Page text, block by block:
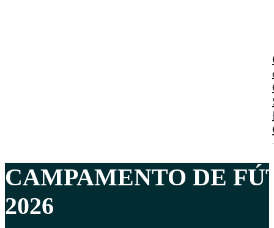
CAMPAMENTO DE
2026